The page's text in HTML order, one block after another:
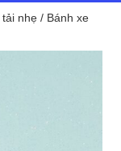
tải nhẹ / Bánh xe